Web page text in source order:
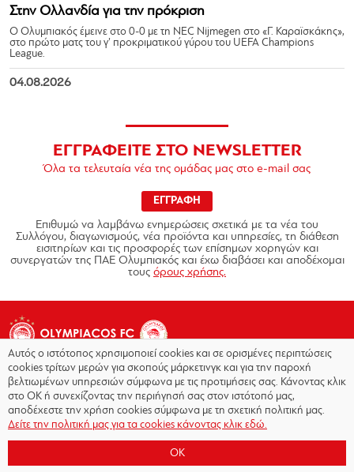
Στην Ολλανδία για την πρόκριση
Ο Ολυμπιακός έμεινε στο 0-0 με τη NEC Nijmegen στο «Γ. Καραϊσκάκης»,
στο πρώτο ματς του γ’ προκριματικού γύρου του UEFA Champions
League.
04.08.2026
ΕΓΓΡΑΦΕΙΤΕ ΣΤΟ NEWSLETTER
Όλα τα τελευταία νέα της ομάδας μας στο e-mail σας
ΕΓΓΡΑΦΗ
Επιθυμώ να λαμβάνω ενημερώσεις σχετικά με τα νέα του
Συλλόγου, διαγωνισμούς, νέα προϊόντα και υπηρεσίες, τη διάθεση
εισιτηρίων και τις προσφορές των επίσημων χορηγών και
συνεργατών της ΠΑΕ Ολυμπιακός και έχω διαβάσει και αποδέχομαι
τους όρους χρήσης.
Copyright © 2026 - Olympiacos.org
Όροι χρήσης|Πολιτική Απορρήτου|Πολιτική
Επικοινωνία
Αυτός ο ιστότοπος χρησιμοποιεί cookies και σε ορισμένες περιπτώσεις
cookies τρίτων μερών για σκοπούς μάρκετινγκ και για την παροχή
βελτιωμένων υπηρεσιών σύμφωνα με τις προτιμήσεις σας. Κάνοντας κλικ
στο OK ή συνεχίζοντας την περιήγησή σας στον ιστότοπό μας,
αποδέχεστε την χρήση cookies σύμφωνα με τη σχετική πολιτική μας.
Δείτε την πολιτική μας για τα cookies κάνοντας κλικ εδώ.
OK